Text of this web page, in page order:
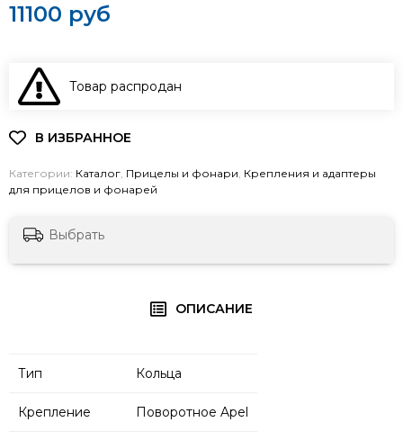
11100 руб
Товар распродан
Категории: Каталог, Прицелы и фонари, Крепления и адаптеры
для прицелов и фонарей
Выбрать
ОПИСАНИЕ
Тип Кольца
Крепление Поворотное Apel